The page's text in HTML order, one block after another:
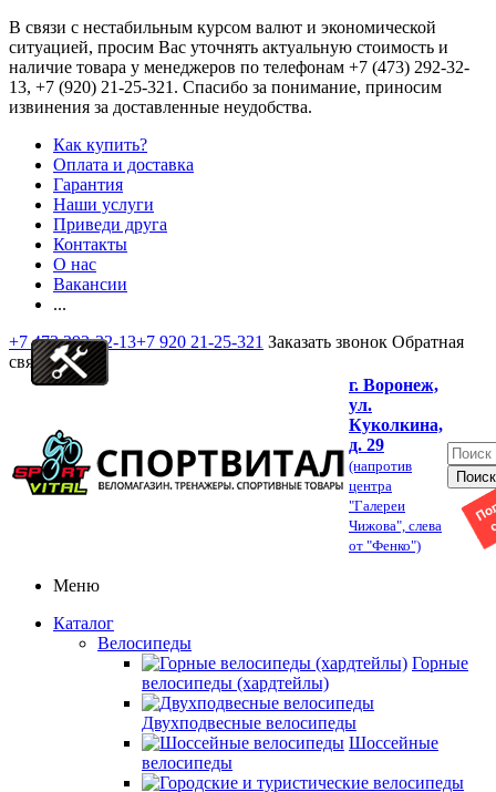
В связи с нестабильным курсом валют и экономической
ситуацией, просим Вас уточнять актуальную стоимость и
наличие товара у менеджеров по телефонам +7 (473) 292-32-
13, +7 (920) 21-25-321 . Спасибо за понимание, приносим
извинения за доставленные неудобства.
Как купить?
Оплата и доставка
Гарантия
Наши услуги
Приведи друга
Контакты
О нас
Вакансии
...
+7 473 292-32-13+7 920 21-25-321 Заказать звонок Обратная
связь
г. Воронеж,
ул.
Куколкина,
д. 29
(напротив
центра
"Галереи
Чижова", слева
от "Фенко")
Меню
Каталог
Велосипеды
Горные
велосипеды (хардтейлы)
Двухподвесные велосипеды
Шоссейные
велосипеды